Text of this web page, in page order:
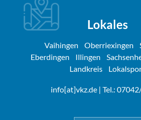
Lokales
Vaihingen Oberriexingen
Eberdingen
Illingen
Landkreis
info[at]vkz.de| Tel.: